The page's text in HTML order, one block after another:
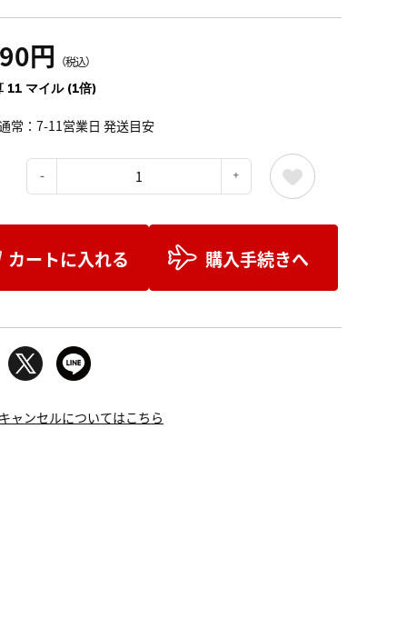
円 （税込）
11 マイル (1倍)
常：7-11営業日 発送目安
カートに入れる 購入手続きへ
ャンセルについてはこちら